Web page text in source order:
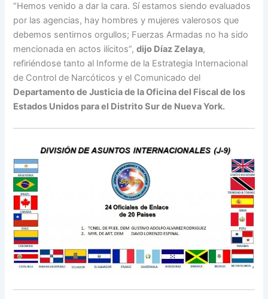
“Hemos venido a dar la cara. Sí estamos siendo evaluados
por las agencias, hay hombres y mujeres valerosos que
debemos sentirnos orgullos; Fuerzas Armadas no ha sido
mencionada en actos ilícitos”,dijo Díaz Zelaya,
refiriéndose tanto al Informe de la Estrategia Internacional
de Control de Narcóticos y el Comunicado del
Departamento de Justicia de la Oficina del Fiscal de los
Estados Unidos para el Distrito Sur de Nueva York.